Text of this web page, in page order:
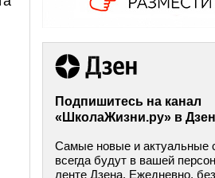
Подпишитесь на канал
«ШколаЖизни.ру» в
Самые новые и актуальные
всегда будут в вашей
ленте Дзена. Ежедневно, без